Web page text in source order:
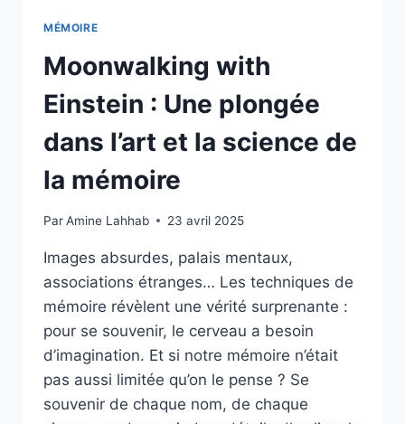
MÉMOIRE
Moonwalking with
Einstein : Une plongée
dans l’art et la science de
la mémoire
ParAmine Lahhab 23 avril 2025
Images absurdes, palais mentaux,
associations étranges… Les techniques de
mémoire révèlent une vérité surprenante :
pour se souvenir, le cerveau a besoin
d’imagination. Et si notre mémoire n’était
pas aussi limitée qu’on le pense ? Se
souvenir de chaque nom, de chaque